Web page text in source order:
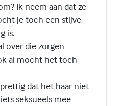
Ik neem aan dat ze
je toch een stijve
is.
over die zorgen
al mocht het toch
dat het haar niet
seksueels mee